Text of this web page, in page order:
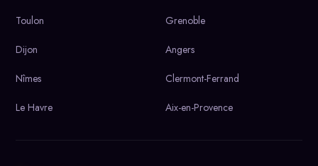
Toulon Grenoble
Dijon Angers
Nîmes Clermont-Ferrand
Le Havre Aix-en-Provence